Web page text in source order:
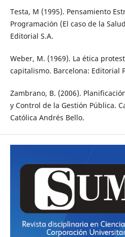
Testa, M (1995). Pensamiento
Programación (El caso de la
Editorial S.A.
Weber, M. (1969). La ética
capitalismo. Barcelona: Editorial
Zambrano, B. (2006).
y Control de la Gestión Pública.
Católica Andrés Bello.